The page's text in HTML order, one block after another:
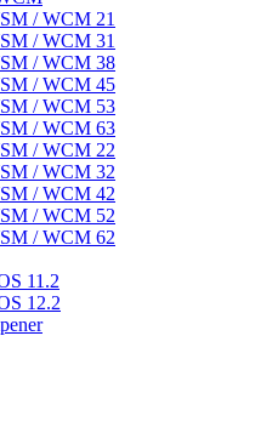
/ WCM 21
/ WCM 31
/ WCM 38
/ WCM 45
/ WCM 53
/ WCM 63
/ WCM 22
/ WCM 32
/ WCM 42
/ WCM 52
/ WCM 62
11.2
12.2